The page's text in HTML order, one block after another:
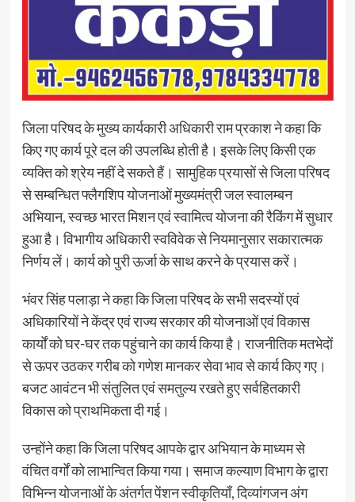
जिला परिषद के मुख्य कार्यकारी अधिकारी राम प्रकाश ने कहा कि
किए गए कार्य पूरे दल की उपलब्धि होती है। इसके लिए किसी एक
व्यक्ति को श्रेय नहीं दे सकते हैं। सामुहिक प्रयासों से जिला परिषद
से सम्बन्धित फ्लैगशिप योजनाओं मुख्यमंत्री जल स्वालम्बन
अभियान, स्वच्छ भारत मिशन एवं स्वामित्व योजना की रैकिंग में सुधार
हुआ है। विभागीय अधिकारी स्वविवेक से नियमानुसार सकारात्मक
निर्णय लें। कार्य को पुरी ऊर्जा के साथ करने के प्रयास करें।
भंवर सिंह पलाड़ा ने कहा कि जिला परिषद के सभी सदस्यों एवं
अधिकारियों ने केंद्र एवं राज्य सरकार की योजनाओं एवं विकास
कार्यों को घर-घर तक पहुंचाने का कार्य किया है। राजनीतिक मतभेदों
से ऊपर उठकर गरीब को गणेश मानकर सेवा भाव से कार्य किए गए।
बजट आवंटन भी संतुलित एवं समतुल्य रखते हुए सर्वहितकारी
विकास को प्राथमिकता दी गई।
उन्होंने कहा कि जिला परिषद आपके द्वार अभियान के माध्यम से
वंचित वर्गों को लाभान्वित किया गया। समाज कल्याण विभाग के द्वारा
विभिन्न योजनाओं के अंतर्गत पेंशन स्वीकृतियाँ, दिव्यांगजन अंग